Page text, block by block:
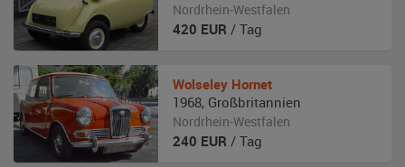
Nordrhein-Westfalen
420 EUR / Tag
Wolseley Hornet
1968, Großbritannien
Nordrhein-Westfalen
240 EUR / Tag